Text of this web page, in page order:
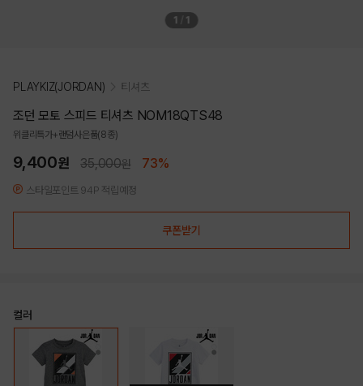
1 1
PLAYKIZ(JORDAN) 티셔츠
조던 모토 스피드 티셔츠 NOM18QTS48
위클리특가+랜덤사은품(8종)
9,400원 35,000원 73%
스타일포인트 94P 적립예정
쿠폰받기
컬러